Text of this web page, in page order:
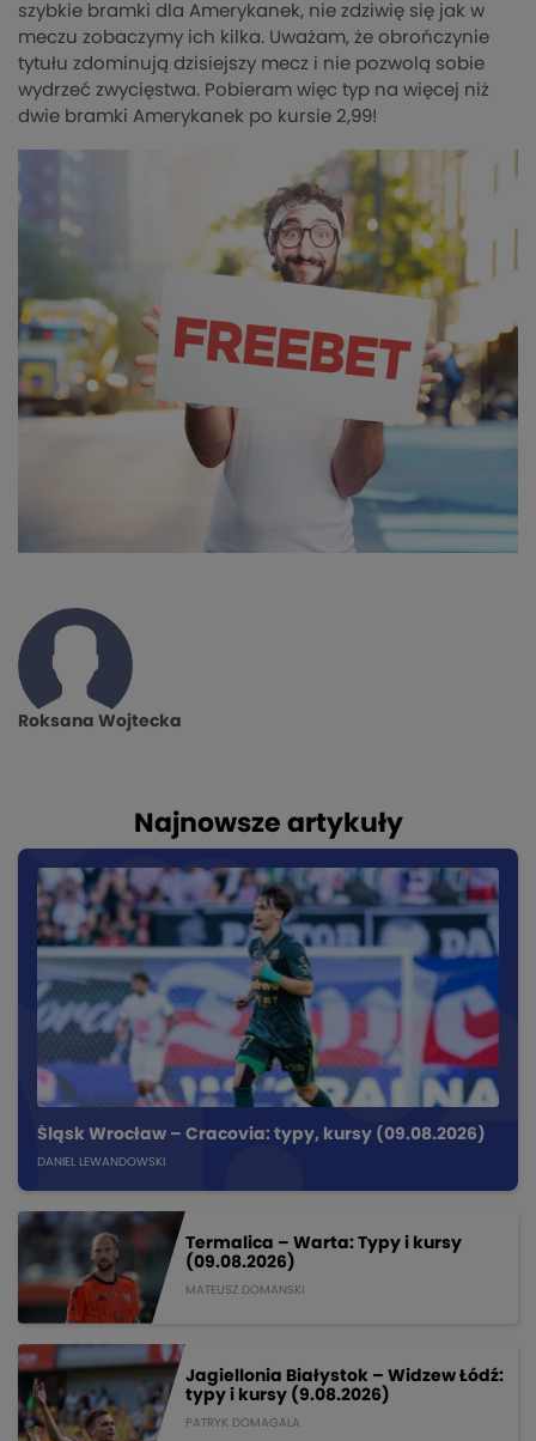
szybkie bramki dla Amerykanek, nie zdziwię się jak w
meczu zobaczymy ich kilka. Uważam, że obrończynie
tytułu zdominują dzisiejszy mecz i nie pozwolą sobie
wydrzeć zwycięstwa. Pobieram więc typ na więcej niż
dwie bramki Amerykanek po kursie 2,99!
Roksana Wojtecka
Najnowsze artykuły
Śląsk Wrocław – Cracovia: typy, kursy (09.08.2026)
DANIEL LEWANDOWSKI
Termalica – Warta: Typy i kursy
(09.08.2026)
MATEUSZ DOMANSKI
Jagiellonia Białystok – Widzew Łódź:
typy i kursy (9.08.2026)
PATRYK DOMAGALA